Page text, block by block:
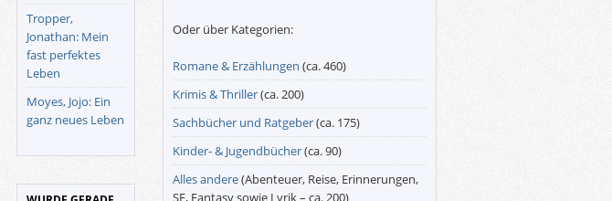
Tropper,
Jonathan: Mein
fast perfektes
Leben
Moyes, Jojo: Ein
ganz neues Leben
Oder über Kategorien:
Romane & Erzählungen (ca. 460)
Krimis & Thriller(ca. 200)
Sachbücher und Ratgeber(ca. 175)
Kinder- & Jugendbücher(ca. 90)
Alles andere(Abenteuer, Reise, Erinnerungen,
SF, Fantasy sowie Lyrik – ca. 200)